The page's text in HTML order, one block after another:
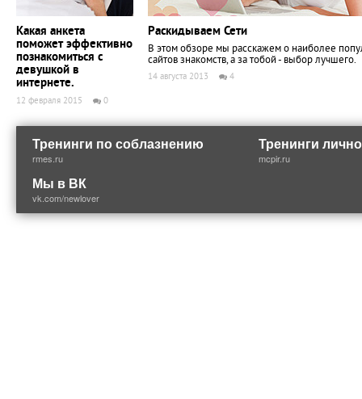
Какая анкета
поможет эффективно
познакомиться с
девушкой в
интернете.
12 февраля 2015 0
Раскидываем Сети
В этом обзоре мы расскажем о наиболее
сайтов знакомств, а за тобой - выбор лучшего.
14 августа 2013 4
Тренинги по соблазнению
rmes.ru
Тренинги
mcpir.ru
Мы в ВК
vk.com/newlover